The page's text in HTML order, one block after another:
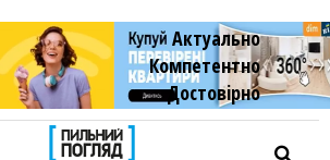
Актуально
Компетентно
Достовiрно